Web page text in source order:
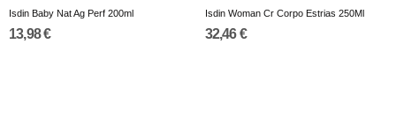
Isdin Baby Nat Ag Perf 200ml
13,98 €
Isdin Woman Cr Corpo Estrias 250Ml
32,46 €